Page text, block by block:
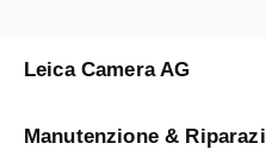
Leica Camera AG
Manutenzione &